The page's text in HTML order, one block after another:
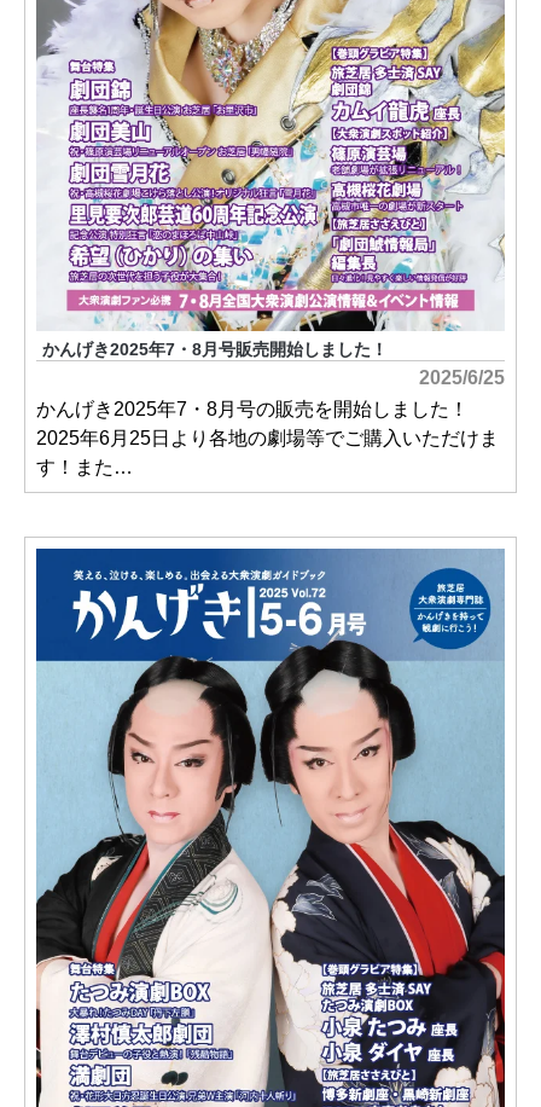
かんげき2025年7・8月号販売開始しました！
2025/6/25
かんげき2025年7・8月号の販売を開始しました！
2025年6月25日より各地の劇場等でご購入いただけま
す！また…